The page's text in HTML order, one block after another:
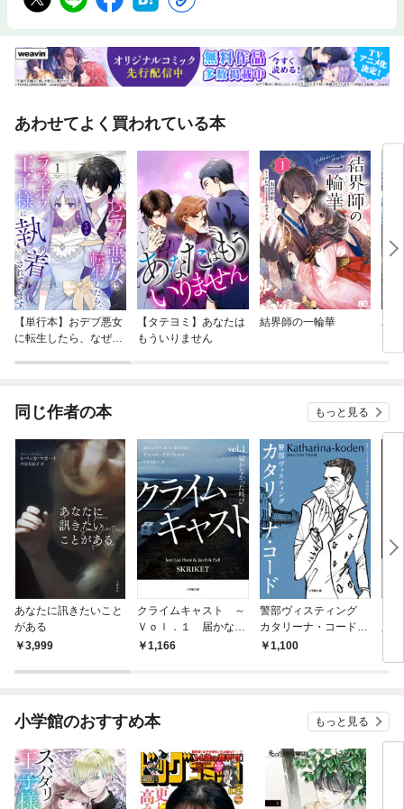
あわせてよく買われている本
【単行本】おデブ悪女
に転生したら、なぜか
【タテヨミ】あなたは
もういりません
結界師の一輪華
バ
今
同じ作者の本 もっと見る
あなたに訊きたいこと
がある
3,999
クライムキャスト ～
Ｖｏｌ．１ 届かなか
った叫び～
1,166
警部ヴィスティング
カタリーナ・コード
～THE KATHARINA C
1,100
小学館のおすすめ本 もっと見る